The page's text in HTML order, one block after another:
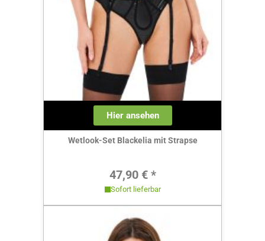
Hier ansehen
Wetlook-Set Blackelia mit Strapse
Regulärer Preis:
47,90 € *
Sofort lieferbar